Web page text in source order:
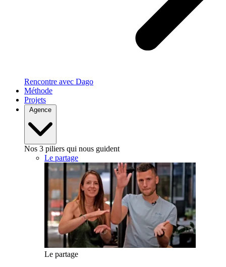
Rencontre avec Dago
Méthode
Projets
Agence
Nos 3 piliers qui nous guident
Le partage
Le partage